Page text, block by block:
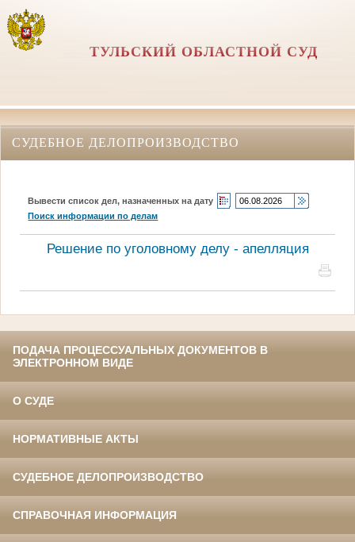
ТУЛЬСКИЙ ОБЛАСТНОЙ СУД
СУДЕБНОЕ ДЕЛОПРОИЗВОДСТВО
Вывести список дел, назначенных на дату
Поиск информации по делам
Решение по уголовному делу - апелляция
ПОДАЧА ПРОЦЕССУАЛЬНЫХ ДОКУМЕНТОВ В
ЭЛЕКТРОННОМ ВИДЕ
О СУДЕ
НОРМАТИВНЫЕ АКТЫ
СУДЕБНОЕ ДЕЛОПРОИЗВОДСТВО
СПРАВОЧНАЯ ИНФОРМАЦИЯ